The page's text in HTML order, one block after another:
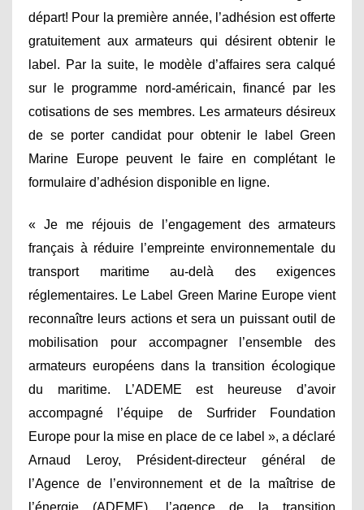
départ! Pour la première année, l’adhésion est offerte
gratuitement aux armateurs qui désirent obtenir le
label. Par la suite, le modèle d’affaires sera calqué
sur le programme nord-américain, financé par les
cotisations de ses membres. Les armateurs désireux
de se porter candidat pour obtenir le label Green
Marine Europe peuvent le faire en complétant le
formulaire d’adhésion disponible en ligne.
« Je me réjouis de l’engagement des armateurs
français à réduire l’empreinte environnementale du
transport maritime au-delà des exigences
réglementaires. Le Label Green Marine Europe vient
reconnaître leurs actions et sera un puissant outil de
mobilisation pour accompagner l’ensemble des
armateurs européens dans la transition écologique
du maritime. L’ADEME est heureuse d’avoir
accompagné l’équipe de Surfrider Foundation
Europe pour la mise en place de ce label », a déclaré
Arnaud Leroy, Président-directeur général de
l’Agence de l’environnement et de la maîtrise de